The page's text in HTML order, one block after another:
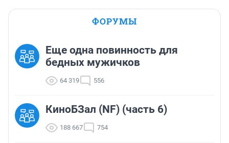
ФОРУМЫ
Еще одна повинность для
бедных мужичков
64 319 556
КиноБЗал (NF) (часть 6)
188 667 754